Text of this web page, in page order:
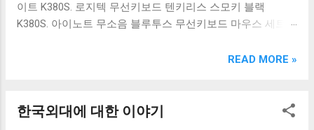
이트 K380S. 로지텍 무선키보드 텐키리스 스모키 블랙
K380S. 아이노트 무소음 블루투스 무선키보드 마우스 세트
OABTKBDA 퓨어 화이트. 코시 베이직 블루투스 키보드
랙. 큐센 멤브레인 무선 키보드 블랙 K1000 일반형 블루투스
READ MORE »
한국외대에 대한 이야기